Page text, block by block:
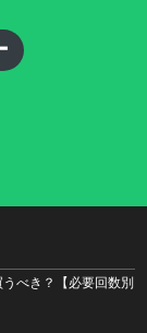
べき？【必要回数別